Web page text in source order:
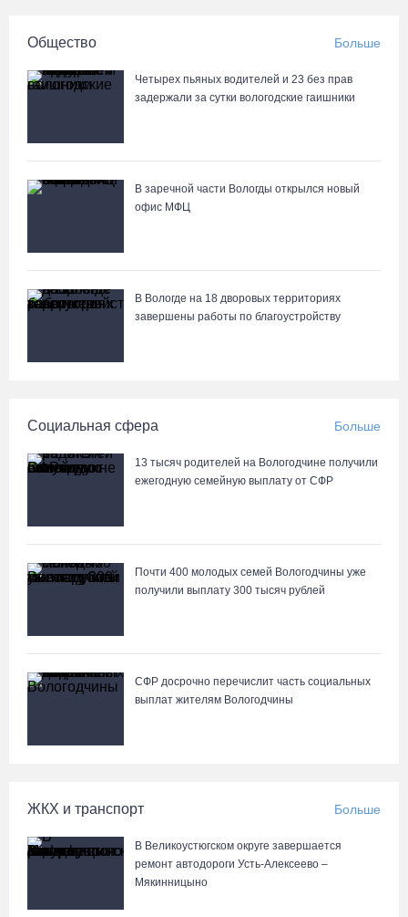
зарядкой и марафоном
Корпоративный кредитный портфель Сбербанка в СЗФО достиг
2,29 трлн рублей за первое полугодие 2026 года
06.08.26 / 14:43
88-летняя вологжанка приняла мошенника за сына и отдала
Робот Макс подскажет вологжанам, как получить 3000 рублей на
Вологодские онкохирурги провели более 2,5 тыcячи операций
за полгода
пород
06.08.26 / 12:49
Пострадавшего в ДТП под Вологдой мотоциклиста
госпитализировали в больницу
06.08.26 / 12:36
Общество Больше
Четырех пьяных водителей и 23 без прав
задержали за сутки вологодские гаишники
В заречной части Вологды открылся новый
офис МФЦ
В Вологде на 18 дворовых территориях
завершены работы по благоустройству
Социальная сфера Больше
13 тысяч родителей на Вологодчине получили
ежегодную семейную выплату от СФР
Почти 400 молодых семей Вологодчины уже
получили выплату 300 тысяч рублей
СФР досрочно перечислит часть социальных
выплат жителям Вологодчины
ЖКХ и транспорт Больше
В Великоустюгском округе завершается
ремонт автодороги Усть-Алексеево –
Мякинницыно